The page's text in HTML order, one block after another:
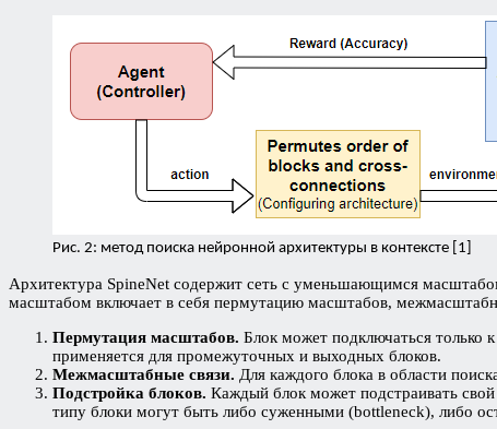
Рис. 2: метод поиска нейронной архитектуры в контексте [1]
Архитектура SpineNet содержит сеть с уменьшающимся
масштабом включает в себя пермутацию масштабов,
Пермутация масштабов. Блок может подключаться только
применяется для промежуточных и выходных блоков.
Межмасштабные связи. Для каждого блока в области
Подстройка блоков. Каждый блок может подстраивать
типу блоки могут быть либо суженными (bottleneck), либо